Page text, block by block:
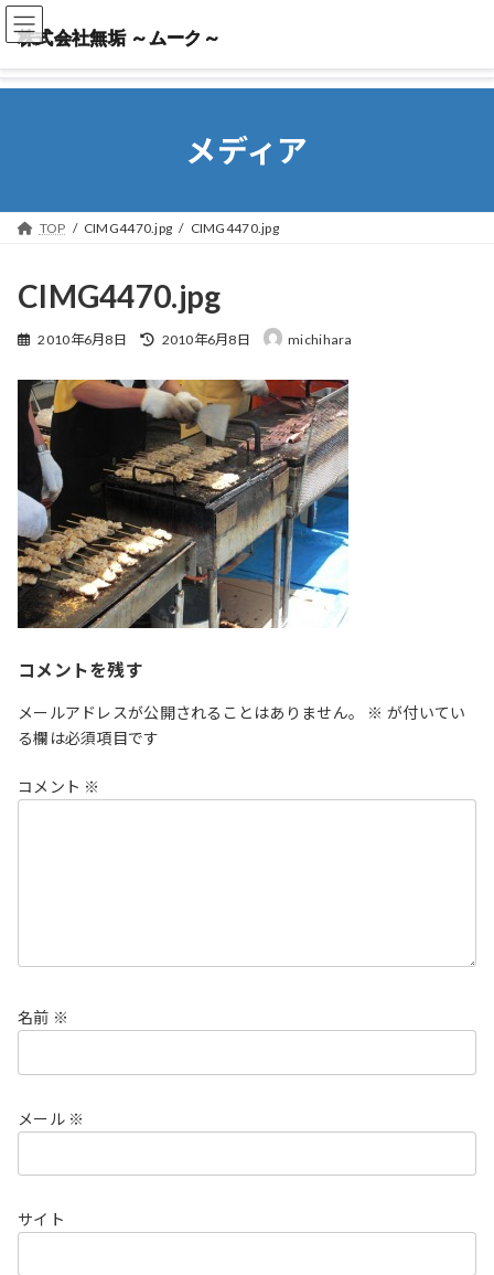
株式会社無垢 ～ムーク～
株式会社無垢 ～ムーク～
メディア
TOP CIMG4470.jpg CIMG4470.jpg
CIMG4470.jpg
2010年6月8日
最
新
日
時
:
2010年6月8日 michihara
コメントを残す
メールアドレスが公開されることはありません。 ※ が付いてい
る欄は必須項目です
コメント ※
名前 ※
メール ※
サイト